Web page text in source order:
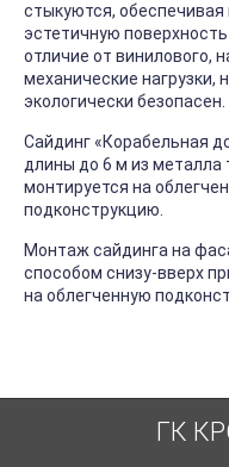
стыкуются,
эстетичную
отличие от винилового,
механические нагрузки,
экологически безопасен.
Сайдинг «Корабельная
длины до 6 м из
монтируется на
подконструкцию.
Монтаж сайдинга на
способом снизу-вверх
на облегченную
ГК